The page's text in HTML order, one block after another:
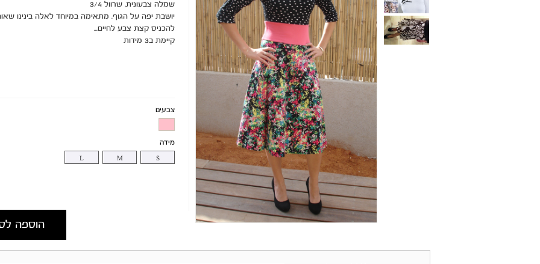
שמלה צבעונית, שרוול 3/4
יושבת יפה על הגוף. מתאימה במיוחד לאלה בינינו
להכניס קצת צבע לחיים...
קיימת ב3 מידות
צבעים
מידה
S
M
L
הוספה